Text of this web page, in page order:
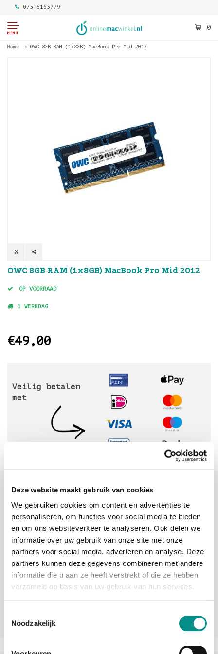
Deze website maakt gebruik van cookies
We gebruiken cookies om content en advertenties te
personaliseren, om functies voor social media te bieden
en om ons websiteverkeer te analyseren. Ook delen we
informatie over uw gebruik van onze site met onze
partners voor social media, adverteren en analyse. Deze
partners kunnen deze gegevens combineren met andere
informatie die u aan ze heeft verstrekt of die ze hebben
verzameld op basis van uw gebruik van hun services.
Noodzakelijk
075-6163779
MENU
0
Home OWC 8GB RAM (1x8GB) MacBook Pro Mid 2012
OWC 8GB RAM (1x8GB) MacBook Pro Mid 2012
OP VOORRAAD
1 WERKDAG
€49,00
Veilig betalen
met
Sinds 2006 uw Mac specialist
30 dagen bedenktijd
Vandaag besteld, morgen in huis